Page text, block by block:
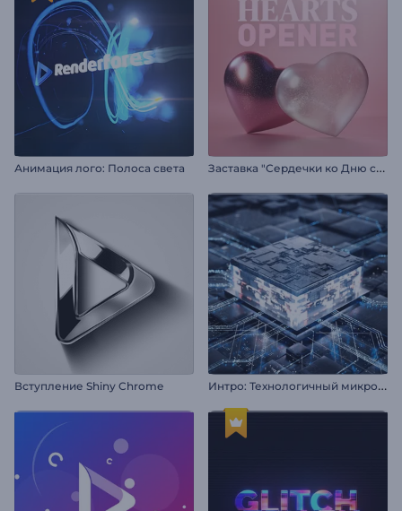
Анимация лого: Полоса света З
аставка "Сердечки ко Дню святого Валентина"
Вступление Shiny Chrome И
нтро: Технологичный микрочип